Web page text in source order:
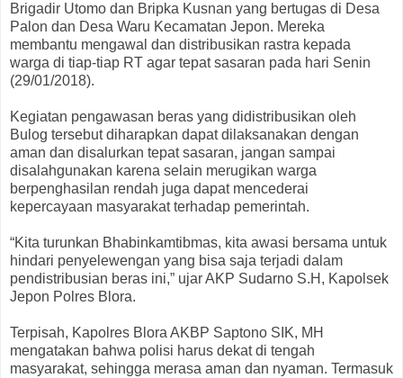
Brigadir Utomo dan Bripka Kusnan yang bertugas di Desa
Palon dan Desa Waru Kecamatan Jepon. Mereka
membantu mengawal dan distribusikan rastra kepada
warga di tiap-tiap RT agar tepat sasaran pada hari Senin
(29/01/2018).
Kegiatan pengawasan beras yang didistribusikan oleh
Bulog tersebut diharapkan dapat dilaksanakan dengan
aman dan disalurkan tepat sasaran, jangan sampai
disalahgunakan karena selain merugikan warga
berpenghasilan rendah juga dapat mencederai
kepercayaan masyarakat terhadap pemerintah.
“Kita turunkan Bhabinkamtibmas, kita awasi bersama untuk
hindari penyelewengan yang bisa saja terjadi dalam
pendistribusian beras ini,” ujar AKP Sudarno S.H, Kapolsek
Jepon Polres Blora.
Terpisah, Kapolres Blora AKBP Saptono SIK, MH
mengatakan bahwa polisi harus dekat di tengah
masyarakat, sehingga merasa aman dan nyaman. Termasuk